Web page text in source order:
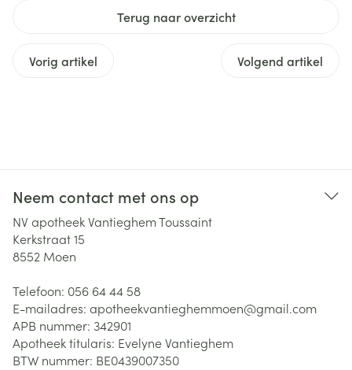
Terug naar overzicht
Vorig artikel Volgend artikel
Neem contact met ons op
NV apotheek Vantieghem Toussaint
Kerkstraat 15
8552 Moen
Telefoon: 056 64 44 58
E-mailadres: apotheekvantieghemmoen@gmail.com
APB nummer: 342901
Apotheek titularis: Evelyne Vantieghem
BTW nummer: BE0439007350